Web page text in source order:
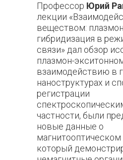
Профессор Юрий
лекции
веществом:
гибридизация в
связи» дал обзор
плазмон-
взаимодействию в
наноструктурах и
регистрации
частности, были
новые данные о
магнитооптическом
который